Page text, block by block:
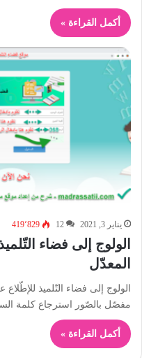
أكمل القراءة »
يناير 3, 2021 12 419٬829
الولوج إلى فضاء
المعدّل
الولوج إلى فضاء التّلميذ
مفصّل بالصّور استرجاع كلمة
أكمل القراءة »